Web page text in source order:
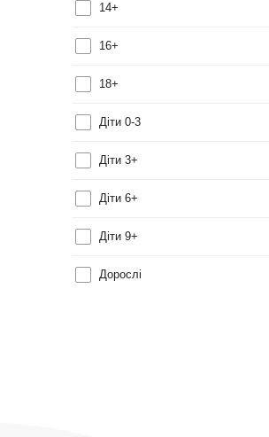
14+
16+
18+
Діти 0-3
Діти 3+
Діти 6+
Діти 9+
Дорослі